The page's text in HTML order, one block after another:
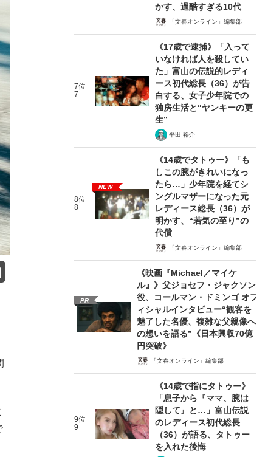
かす、過酷すぎる10代
「文春オンライン」編集部
7位
7
《17歳で逮捕》「入って
いなければ人を殺してい
た」富山の伝説的レディ
ース初代総長（36）が告
白する、女子少年院での
独房生活と“ヤンキーの更
生”
平田 裕介
8位
8
NEW
《14歳でタトゥー》「も
しこの腕がきれいになっ
たら…」少年院を経てシ
ングルマザーになった元
レディース総長（36）が
明かす、“若気の至り”の
代償
「文春オンライン」編集部
PR
《映画『Michael／マイケ
ル』》父ジョセフ・ジャクソン
役、コールマン・ドミンゴ オフ
ィシャルインタビュー“観客を
魅了した名優、複雑な父親像へ
の想いを語る”《日本興収70億
円突破》
「文春オンライン」編集部
9位
9
《14歳で指にタトゥー》
「息子から『ママ、腕は
隠して』と…」富山伝説
のレディース初代総長
（36）が語る、タトゥー
を入れた後悔